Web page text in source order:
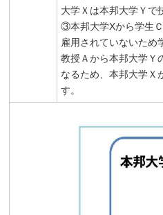
大学Ｘは本邦大学Ｙで
③本邦大学Xから学生
雇用されていないため
教授Ａから本邦大学Ｙ
なるため、本邦大学Ｘ
す。